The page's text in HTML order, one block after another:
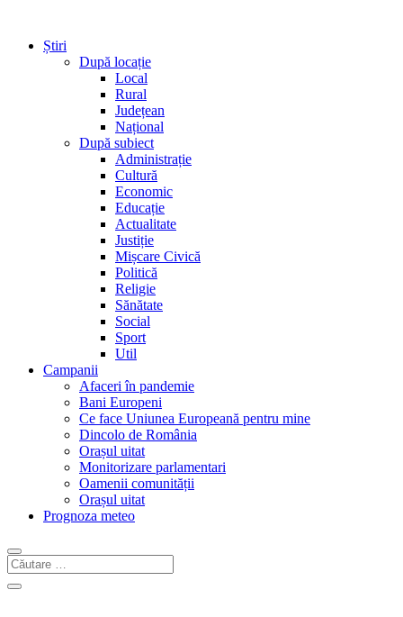
Știri
După locație
Local
Rural
Județean
Național
După subiect
Administrație
Cultură
Economic
Educație
Actualitate
Justiție
Mișcare Civică
Politică
Religie
Sănătate
Social
Sport
Util
Campanii
Afaceri în pandemie
Bani Europeni
Ce face Uniunea Europeană pentru mine
Dincolo de România
Orașul uitat
Monitorizare parlamentari
Oamenii comunității
Orașul uitat
Prognoza meteo